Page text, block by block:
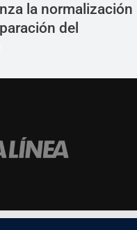
la normalización
del